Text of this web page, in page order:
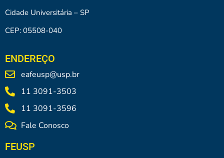
Cidade Universitária – SP
CEP: 05508-040
ENDEREÇO
eafeusp@usp.br
11 3091-3503
11 3091-3596
Fale Conosco
FEUSP